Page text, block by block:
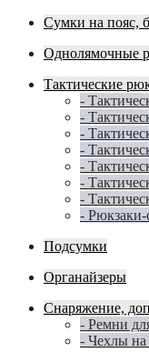
Сумки на пояс,
Однолямочные
Тактические
-
-
-
-
-
-
-
-
Подсумки
Органайзеры
Снаряжение,
- Ремни
- Чехлы на